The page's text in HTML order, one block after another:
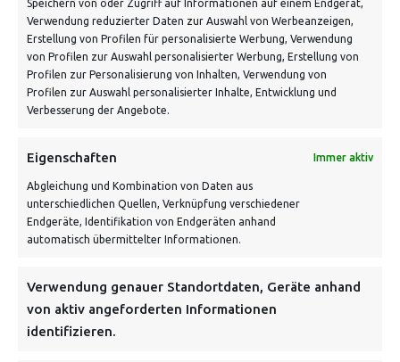
Speichern von oder Zugriff auf Informationen auf einem Endgerät,
Verwendung reduzierter Daten zur Auswahl von Werbeanzeigen,
Erstellung von Profilen für personalisierte Werbung, Verwendung
von Profilen zur Auswahl personalisierter Werbung, Erstellung von
Profilen zur Personalisierung von Inhalten, Verwendung von
Profilen zur Auswahl personalisierter Inhalte, Entwicklung und
Verbesserung der Angebote.
Eigenschaften Immer aktiv
Abgleichung und Kombination von Daten aus
unterschiedlichen Quellen, Verknüpfung verschiedener
Endgeräte, Identifikation von Endgeräten anhand
automatisch übermittelter Informationen.
Verwendung genauer Standortdaten, Geräte anhand
von aktiv angeforderten Informationen
identifizieren.
VERSANDKOSTENHINWEIS:
NEWSLETTER
Danke, deine Registrierung war erfolgreich! Bitte prüfe